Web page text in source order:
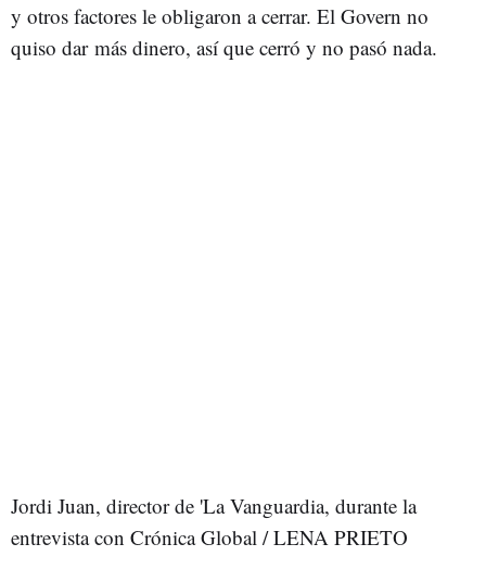
y otros factores le obligaron a cerrar. El Govern no
quiso dar más dinero, así que cerró y no pasó nada.
Jordi Juan, director de 'La Vanguardia, durante la
entrevista con Crónica Global / LENA PRIETO